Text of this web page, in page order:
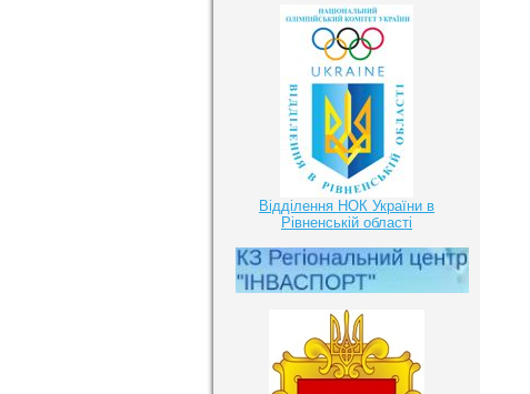
Відділення НОК України в
Рівненській області